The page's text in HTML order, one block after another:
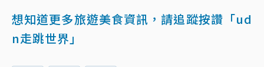
想知道更多旅遊美食資訊，請追蹤按讚「ud
n走跳世界」